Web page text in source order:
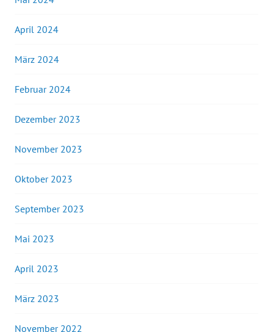
April 2024
März 2024
Februar 2024
Dezember 2023
November 2023
Oktober 2023
September 2023
Mai 2023
April 2023
März 2023
November 2022